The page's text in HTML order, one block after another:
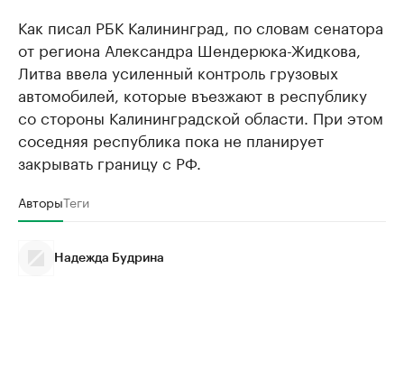
Как писал РБК Калининград, по словам сенатора
от региона Александра Шендерюка-Жидкова,
Литва ввела усиленный контроль грузовых
автомобилей, которые въезжают в республику
со стороны Калининградской области. При этом
соседняя республика пока не планирует
закрывать границу с РФ.
АвторыТеги
Надежда Будрина